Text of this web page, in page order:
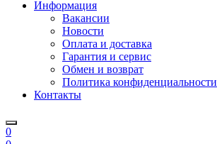
Информация
Вакансии
Новости
Оплата и доставка
Гарантия и сервис
Обмен и возврат
Политика конфиденциальности
Контакты
0